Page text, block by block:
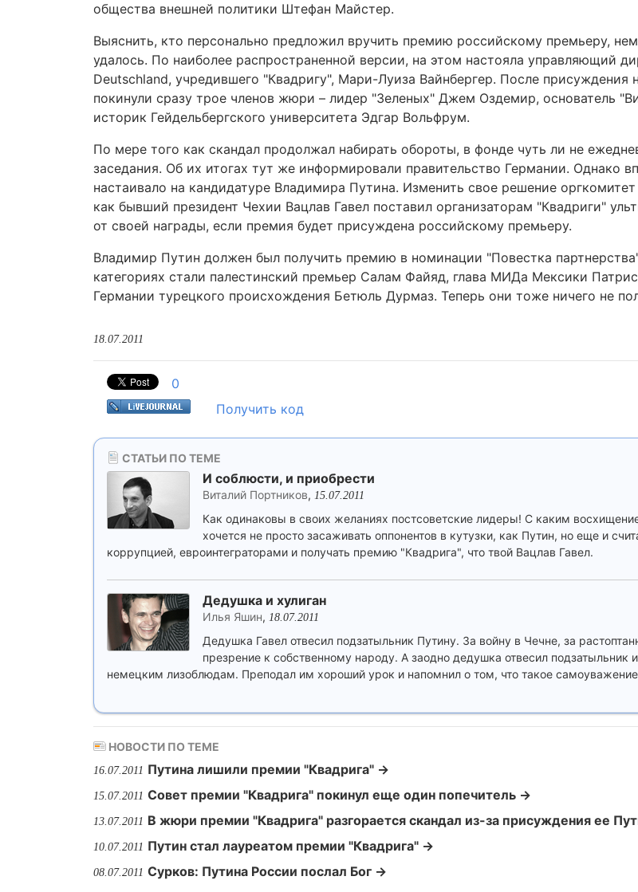
общества внешней политики Штефан Майстер.
Выяснить, кто персонально предложил вручить премию российскому премьеру,
удалось. По наиболее распространенной версии, на этом настояла управляющий
Deutschland, учредившего "Квадригу", Мари-Луиза Вайнбергер. После присуждения
покинули сразу трое членов жюри – лидер "Зеленых" Джем Оздемир, основатель
историк Гейдельбергского университета Эдгар Вольфрум.
По мере того как скандал продолжал набирать обороты, в фонде чуть ли не
заседания. Об их итогах тут же информировали правительство Германии. Однако
настаивало на кандидатуре Владимира Путина. Изменить свое решение оргкомитет
как бывший президент Чехии Вацлав Гавел поставил организаторам "Квадриги"
от своей награды, если премия будет присуждена российскому премьеру.
Владимир Путин должен был получить премию в номинации "Повестка
категориях стали палестинский премьер Салам Файяд, глава МИДа Мексики
Германии турецкого происхождения Бетюль Дурмаз. Теперь они тоже ничего не
18.07.2011
0
Получить код
СТАТЬИ ПО ТЕМЕ
И соблюсти, и приобрести
Виталий Портников, 15.07.2011
Как одинаковы в своих желаниях постсоветские лидеры! С каким
хочется не просто засаживать оппонентов в кутузки, как Путин, но еще и
коррупцией, евроинтеграторами и получать премию "Квадрига", что твой Вацлав Гавел.
Дедушка и хулиган
Илья Яшин, 18.07.2011
Дедушка Гавел отвесил подзатыльник Путину. За войну в Чечне, за
презрение к собственному народу. А заодно дедушка отвесил
немецким лизоблюдам. Преподал им хороший урок и напомнил о том, что такое
НОВОСТИ ПО ТЕМЕ
16.07.2011 Путина лишили премии "Квадрига" →
15.07.2011 Совет премии "Квадрига" покинул еще один попечитель →
13.07.2011 В жюри премии "Квадрига" разгорается скандал из-за присуждения ее
10.07.2011 Путин стал лауреатом премии "Квадрига" →
08.07.2011 Сурков: Путина России послал Бог →